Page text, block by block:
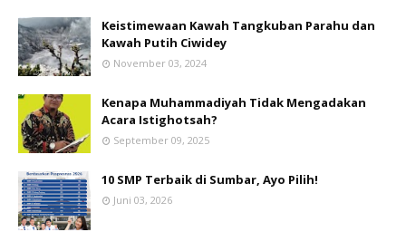
Keistimewaan Kawah Tangkuban Parahu dan
Kawah Putih Ciwidey
November 03, 2024
Kenapa Muhammadiyah Tidak Mengadakan
Acara Istighotsah?
September 09, 2025
10 SMP Terbaik di Sumbar, Ayo Pilih!
Juni 03, 2026